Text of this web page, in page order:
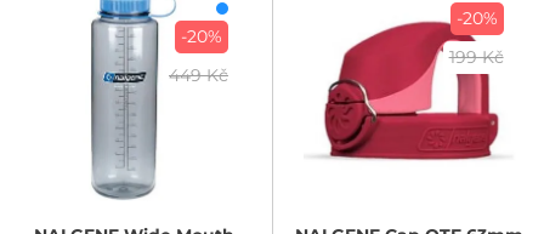
-20%
449 Kč
-20%
199 Kč